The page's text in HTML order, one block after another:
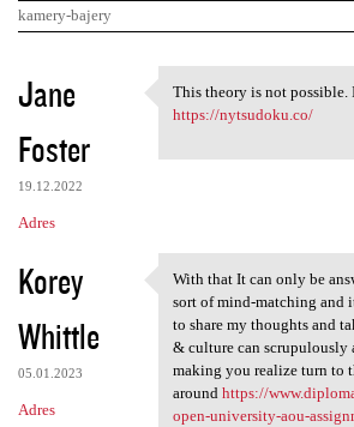
kamery-bajery
K
o
m
e
n
a
r
z
e
Jane
Foster
19.12.2022
Adres
This theory is not
This theory is not possible.
https://nytsudoku.co/
Korey
Whittle
05.01.2023
Adres
With that It can only
With that It can only be
sort of mind-matching and
to share my thoughts and
& culture can scrupulously
making you realize turn to
around https://
open-university-aou-